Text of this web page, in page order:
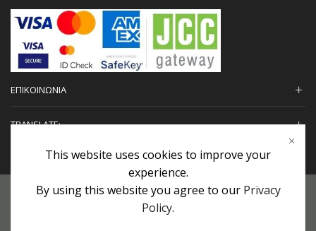
ΕΠΙΚΟΙΝΩΝΙΑ
TRANSLATE:
Προσωπικά Δεδομένα|Πολιτική Επιστροφών|Εγγυήσεις
Copyright © 2022 urHair | #MadeBy
This website uses cookies to improve your
experience.
By using this website you agree to our Privacy
Policy.